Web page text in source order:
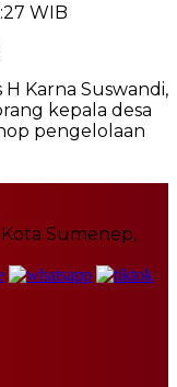
WIB
Karna Suswandi,
kepala desa
pengelolaan
Sumenep,